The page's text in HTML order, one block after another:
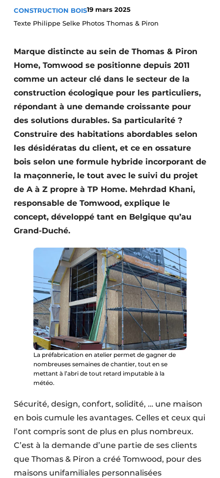
Termes et conditions
Video’s
Construction bois
Contrôle d’accès
Éclairage
Façades
Géotextiles
Infrastructures souterraines et égouttage
Protection solaire
Rénovation
Sécurité incendie
Software
Techniques ferroviaires
Travaux ferroviaires
CONSTRUCTION BOIS19 mars 2025
Texte Philippe Selke Photos Thomas & Piron
Marque distincte au sein de Thomas & Piron
Home, Tomwood se positionne depuis 2011
comme un acteur clé dans le secteur de la
construction écologique pour les particuliers,
répondant à une demande croissante pour
des solutions durables. Sa particularité ?
Construire des habitations abordables selon
les désidératas du client, et ce en ossature
bois selon une formule hybride incorporant de
la maçonnerie, le tout avec le suivi du projet
de A à Z propre à TP Home. Mehrdad Khani,
responsable de Tomwood, explique le
concept, développé tant en Belgique qu’au
Grand-Duché.
La préfabrication en atelier permet de gagner de
nombreuses semaines de chantier, tout en se
mettant à l’abri de tout retard imputable à la
météo.
Sécurité, design, confort, solidité, … une maison
en bois cumule les avantages. Celles et ceux qui
l’ont compris sont de plus en plus nombreux.
C’est à la demande d’une partie de ses clients
que Thomas & Piron a créé Tomwood, pour des
maisons unifamiliales personnalisées